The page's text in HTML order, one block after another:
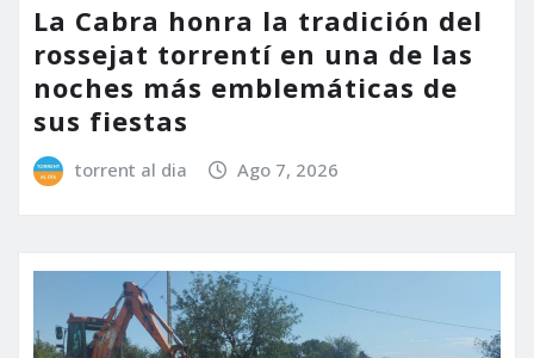
La Cabra honra la tradición del
rossejat torrentí en una de las
noches más emblemáticas de
sus fiestas
torrent al dia Ago 7, 2026